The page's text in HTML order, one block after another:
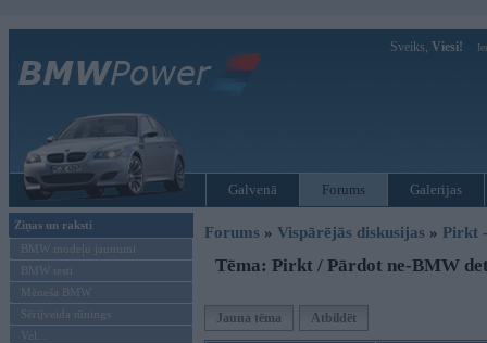
Sveiks, Viesi!
Galvenā Forums Galerijas
Ziņas un raksti
BMW modeļu jaunumi
BMW testi
Mēneša BMW
Sērijveida tūnings
Vel...
Forums » Vispārējās diskusijas » Pirkt
Tēma: Pirkt / Pārdot ne-BMW
Jauna tēma Atbildēt